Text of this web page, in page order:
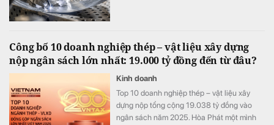
Công bố 10 doanh nghiệp thép – vật liệu xây dựng
nộp ngân sách lớn nhất: 19.000 tỷ đồng đến từ đâu?
Kinh doanh
Top 10 doanh nghiệp thép – vật liệu xây
dựng nộp tổng cộng 19.038 tỷ đồng vào
ngân sách năm 2025. Hòa Phát một mình